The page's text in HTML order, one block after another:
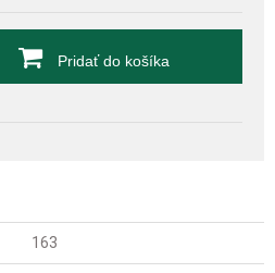
Pridať do košíka
163